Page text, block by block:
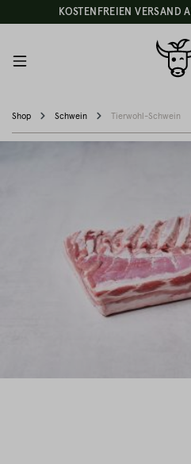
KOSTENFREIEN VERSAND
Shop Schwein Tierwohl-Schwein